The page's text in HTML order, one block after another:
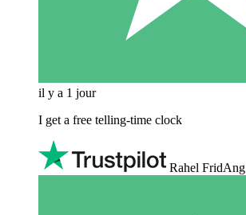
il y a 1 jour
I get a free telling-time clock
Rahel FridAng